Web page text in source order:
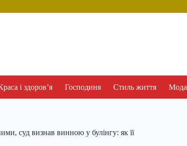
і здоров’я Господиня Стиль життя Мода
суд визнав винною у булінгу: як її